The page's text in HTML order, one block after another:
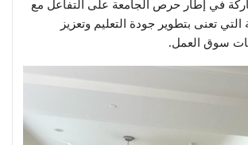
في إطار حرص الجامعة على التفاعل مع
التي تعنى بتطوير جودة التعليم وتعزيز
سوق العمل.